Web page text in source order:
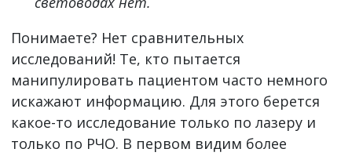
Понимаете? Нет сравнительных
исследований! Те, кто пытается
манипулировать пациентом часто немного
искажают информацию. Для этого берется
какое-то исследование только по лазеру и
только по РЧО. В первом видим более